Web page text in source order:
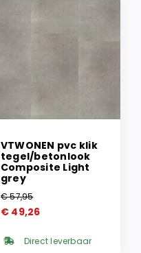
VTWONEN pvc klik
tegel/betonlook
Composite Light
grey
€57,95
Oorspronkelijke
was:
€ 49,26
Huidige
is: Direct leverbaar